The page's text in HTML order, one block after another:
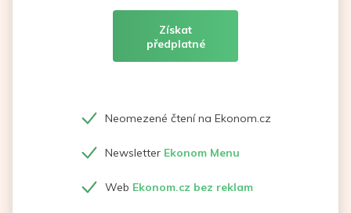
Získat
předplatné
Neomezené čtení na Ekonom.cz
Newsletter Ekonom Menu
Web Ekonom.cz bez reklam